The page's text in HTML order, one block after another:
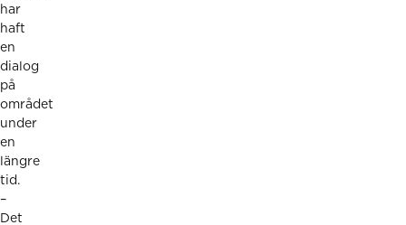
har
haft
en
dialog
på
området
under
en
längre
tid.
–
Det